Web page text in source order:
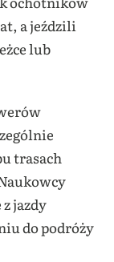
a jeździli
lub
trasach
jazdy
do podróży